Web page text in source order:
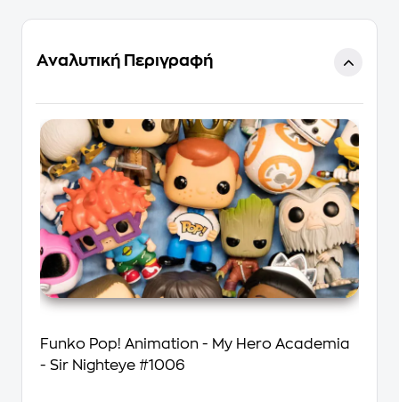
Αναλυτική Περιγραφή
Funko Pop! Animation - My Hero Academia
- Sir Nighteye #1006